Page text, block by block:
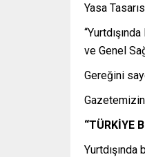
Yasa
ve Genel
Gereğini
“TÜRKİYE